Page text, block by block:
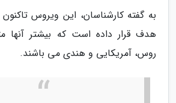
هدف قرار داده است که بیشتر آنها
روس، آمریکایی و هندی می باشند.